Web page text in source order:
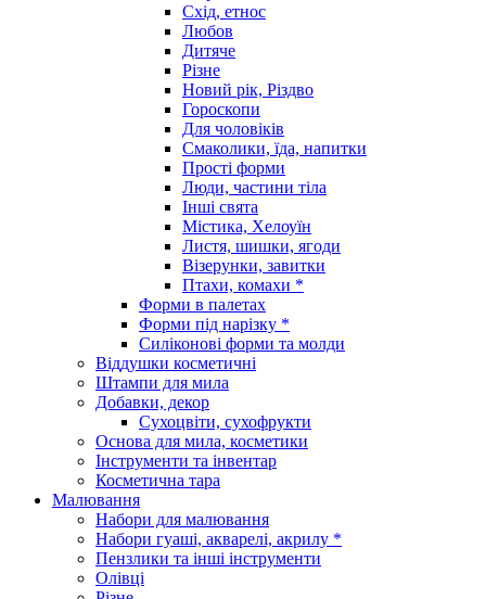
Схід, етнос
Любов
Дитяче
Різне
Новий рік, Різдво
Гороскопи
Для чоловіків
Смаколики, їда, напитки
Прості форми
Люди, частини тіла
Інші свята
Містика, Хелоуїн
Листя, шишки, ягоди
Візерунки, завитки
Птахи, комахи *
Форми в палетах
Форми під нарізку *
Силіконові форми та молди
Віддушки косметичні
Штампи для мила
Добавки, декор
Сухоцвіти, сухофрукти
Основа для мила, косметики
Інструменти та інвентар
Косметична тара
Малювання
Набори для малювання
Набори гуаші, акварелі, акрилу *
Пензлики та інші інструменти
Олівці